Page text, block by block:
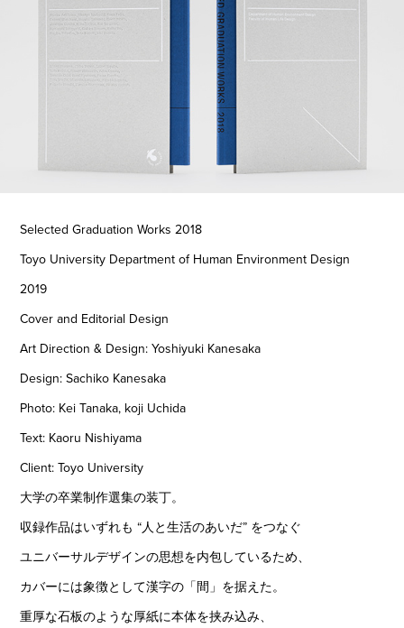
Selected Graduation Works 2018
Toyo University Department of Human Environment Design
2019
Cover and Editorial Design
Art Direction & Design: Yoshiyuki Kanesaka
Design: Sachiko Kanesaka
Photo: Kei Tanaka, koji Uchida
Text: Kaoru Nishiyama
Client: Toyo University
大学の卒業制作選集の装丁。
収録作品はいずれも “人と生活のあいだ” をつなぐ
ユニバーサルデザインの思想を内包しているため、
カバーには象徴として漢字の「間」を据えた。
重厚な石板のような厚紙に本体を挟み込み、